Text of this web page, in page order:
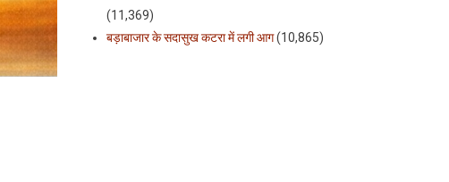
(11,369)
बड़ाबाजार के सदासुख कटरा में लगी आग(10,865)